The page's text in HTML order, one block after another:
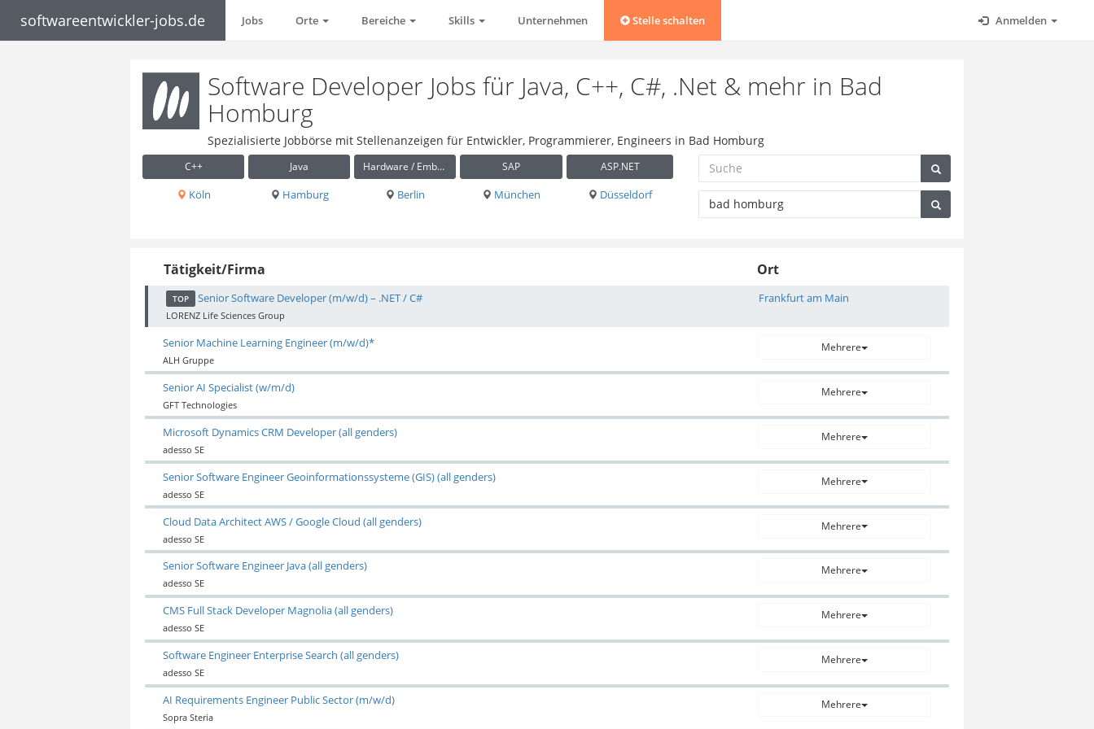
softwareentwickler-jobs.de Jobs Orte Bereiche Skills Unternehmen Stelle schalten Anmelden
Software Developer Jobs für Java, C++, C#, .Net & mehr in Bad
Homburg
Spezialisierte Jobbörse mit Stellenanzeigen für Entwickler, Programmierer, Engineers in Bad Homburg
C++ Java Hardware / Embedded SAP ASP.NET
Köln Hamburg Berlin München Düsseldorf
Tätigkeit/Firma Ort
TOP Senior Software Developer (m/w/d) – .NET / C#
LORENZ Life Sciences Group
Frankfurt am Main
Senior Machine Learning Engineer (m/w/d)*
ALH Gruppe
Mehrere
Senior AI Specialist (w/m/d)
GFT Technologies
Mehrere
Microsoft Dynamics CRM Developer (all genders)
adesso SE
Mehrere
Senior Software Engineer Geoinformationssysteme (GIS) (all genders)
adesso SE
Mehrere
Cloud Data Architect AWS / Google Cloud (all genders)
adesso SE
Mehrere
Senior Software Engineer Java (all genders)
adesso SE
Mehrere
CMS Full Stack Developer Magnolia (all genders)
adesso SE
Mehrere
Software Engineer Enterprise Search (all genders)
adesso SE
Mehrere
AI Requirements Engineer Public Sector (m/w/d)
Sopra Steria
Mehrere